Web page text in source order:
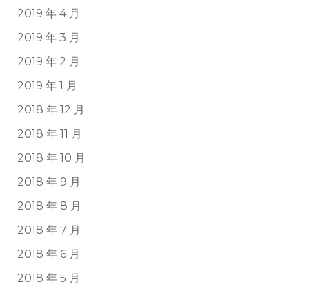
2019 年 4 月
2019 年 3 月
2019 年 2 月
2019 年 1 月
2018 年 12 月
2018 年 11 月
2018 年 10 月
2018 年 9 月
2018 年 8 月
2018 年 7 月
2018 年 6 月
2018 年 5 月